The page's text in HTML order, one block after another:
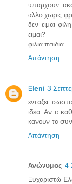
υπαρχουν
αλλο χωρις
δεν ειμαι
ειμαι?
φιλια παιδια
Απάντηση
Eleni 3
ενταξει
ιδεα: Αν ο
κανουν τα
Απάντηση
Ανώνυμος 4
Ευχαριστώ